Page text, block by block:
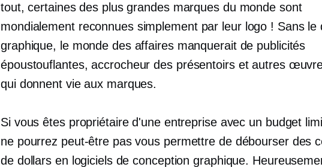
tout, certaines des plus grandes marques du monde sont
mondialement reconnues simplement par leur logo ! Sans le
graphique, le monde des affaires manquerait de publicités
époustouflantes,accrocheur des présentoirs et autres
qui donnent vie aux marques.
Si vous êtes propriétaire d'une entreprise avec un budget
ne pourrez peut-être pas vous permettre de débourser des
de dollars en logiciels de conception graphique.